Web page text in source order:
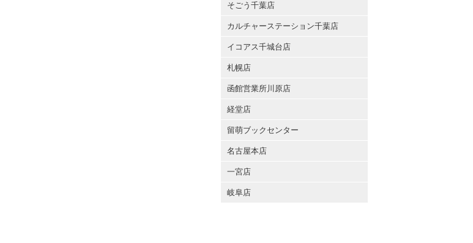
そごう千葉店
カルチャーステーション千葉店
イコアス千城台店
札幌店
函館営業所川原店
経堂店
留萌ブックセンター
名古屋本店
一宮店
岐阜店